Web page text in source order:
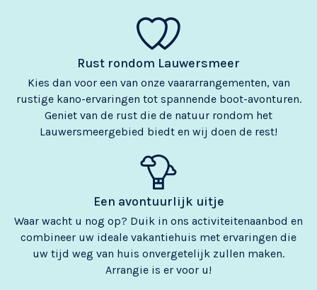
Rust rondom Lauwersmeer
Kies dan voor een van onze vaararrangementen, van
rustige kano-ervaringen tot spannende boot-avonturen.
Geniet van de rust die de natuur rondom het
Lauwersmeergebied biedt en wij doen de rest!
Een avontuurlijk uitje
Waar wacht u nog op? Duik in ons activiteitenaanbod en
combineer uw ideale vakantiehuis met ervaringen die
uw tijd weg van huis onvergetelijk zullen maken.
Arrangie is er voor u!